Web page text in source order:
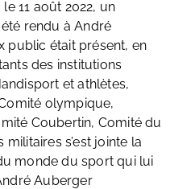
11 août 2022, un
rendu à André
public était présent, en
des institutions
et athlètes,
olympique,
Coubertin, Comité du
militaires s’est jointe la
monde du sport qui lui
Auberger